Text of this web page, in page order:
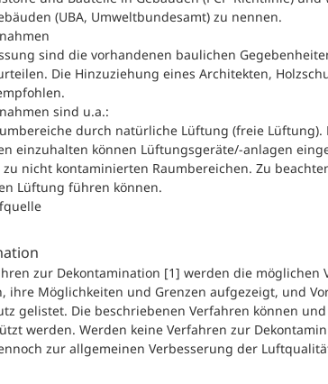
(UBA, Umweltbundesamt) zu nennen.
sind die vorhandenen baulichen
Die Hinzuziehung eines Architekten,
sind u.a.:
durch natürliche Lüftung (freie Lüftung).
einzuhalten können Lüftungsgeräte/-anlagen
nicht kontaminierten Raumbereichen. Zu
Lüftung führen können.
zur Dekontamination [1] werden die möglichen
ihre Möglichkeiten und Grenzen aufgezeigt, und
gelistet. Die beschriebenen Verfahren können
werden. Werden keine Verfahren zur
zur allgemeinen Verbesserung der